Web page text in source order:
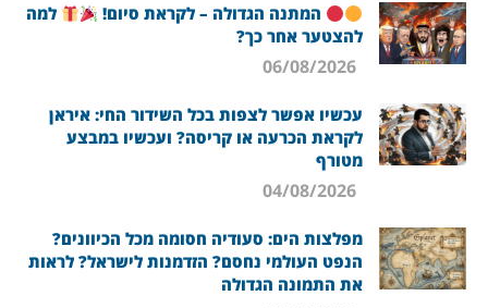
המתנה הגדולה – לקראת סיום!
למה
להצטער אחר כך?
עכשיו אפשר לצפות בכל השידור החי: איראן
לקראת הכרעה או קריסה? ועכשיו במבצע
מטורף
מפלצות הים: סעודיה חסומה מכל הכיוונים?
הנפט העולמי נחסם? הזדמנות לישראל? לראות
את התמונה הגדולה